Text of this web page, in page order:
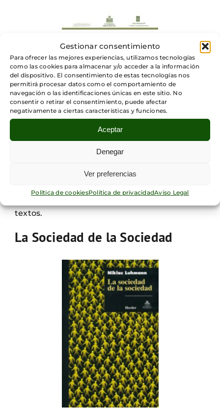
Gestionar consentimiento
Para ofrecer las mejores experiencias, utilizamos tecnologías
como las cookies para almacenar y/o acceder a la información
del dispositivo. El consentimiento de estas tecnologías nos
permitirá procesar datos como el comportamiento de
navegación o las identificaciones únicas en este sitio. No
consentir o retirar el consentimiento, puede afectar
negativamente a ciertas características y funciones.
Aceptar
Denegar
Ver preferencias
Política de cookiesPolítica de privacidadAviso Legal
En este libro, Luhmann presenta los
fundamentos de su proyecto de
investigación social. En él explica, de forma
detalla, los diferentes conceptos que utilizará
en su trabajo, su propuesta metodológica y lo
que entiende cuando habla de «Sistema».
Con esta obra, Luhmann pretende sentar las
las que construirá el resto de su teoría. La
adecuada comprensión de lo que escrito en
textos.
La Sociedad de la Sociedad